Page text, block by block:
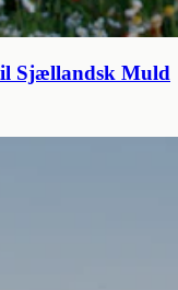
Sjællandsk Muld